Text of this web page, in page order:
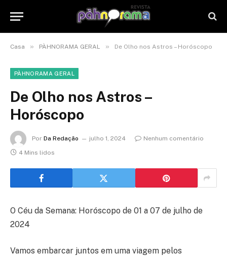
Casa » PÀHNORAMA GERAL » De Olho nos Astros – Horóscopo
PÀHNORAMA GERAL
De Olho nos Astros –
Horóscopo
Por Da Redação julho 1, 2024
Nenhum comentário
4 Mins lidos
O Céu da Semana: Horóscopo de 01 a 07 de julho de
2024
Vamos embarcar juntos em uma viagem pelos